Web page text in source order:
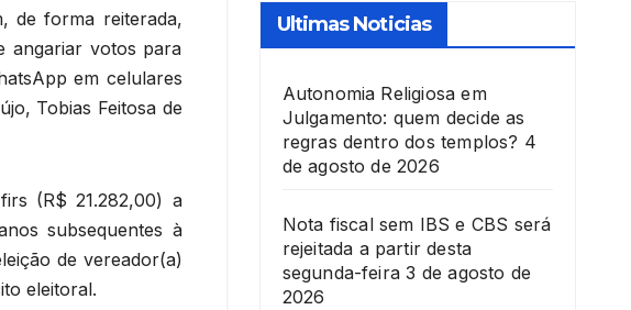
de forma reiterada,
angariar votos para
em celulares
Tobias Feitosa de
(R$ 21.282,00) a
subsequentes à
de vereador(a)
eleitoral.
Ultimas Noticias
Autonomia Religiosa em
Julgamento: quem decide as
regras dentro dos templos? 4
de agosto de 2026
Nota fiscal sem IBS e CBS será
rejeitada a partir desta
segunda-feira 3 de agosto de
2026